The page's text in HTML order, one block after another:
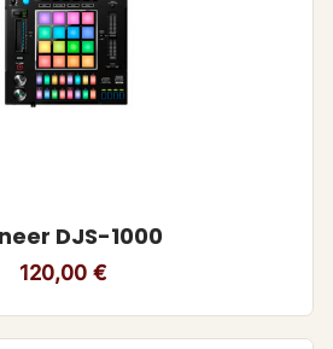
DJS-1000
120,00 €